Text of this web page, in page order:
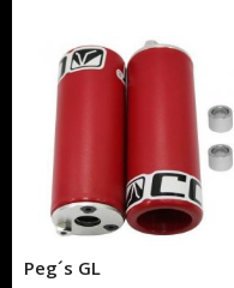
Peg´s GL